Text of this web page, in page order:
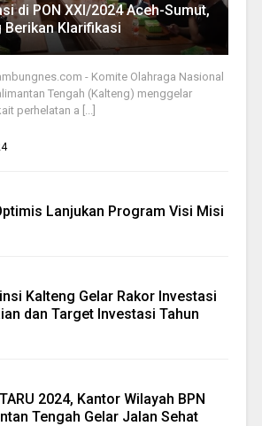
di PON XXI/2024 Aceh-Sumut,
Berikan Klarifikasi
- Komite Olahraga Nasional
Tengah (Kalteng) menggelar
perhelatan a [...]
Lanjukan Program Visi Misi
Kalteng Gelar Rakor Investasi
dan Target Investasi Tahun
2024, Kantor Wilayah BPN
Tengah Gelar Jalan Sehat